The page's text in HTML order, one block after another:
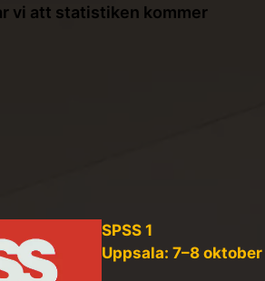
vi att statistiken kommer
SPSS 1
Uppsala: 7–8 oktober